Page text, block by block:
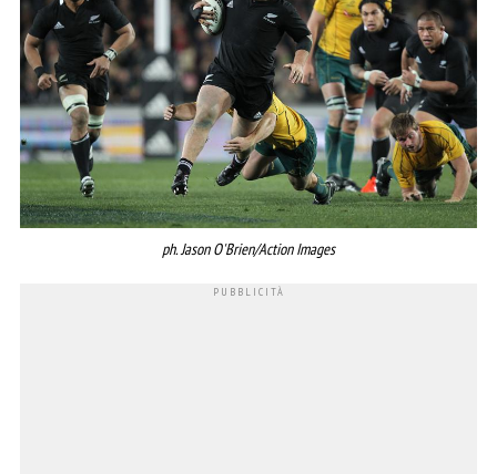
ph. Jason O'Brien/Action Images